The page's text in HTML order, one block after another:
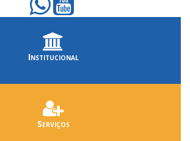
Institucional
Serviços